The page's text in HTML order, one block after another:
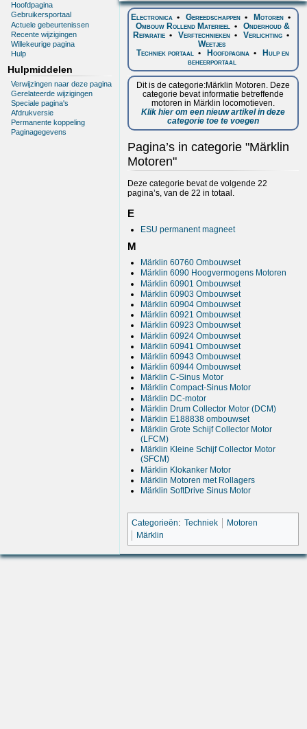
Hoofdpagina
Gebruikersportaal
Actuele gebeurtenissen
Recente wijzigingen
Willekeurige pagina
Hulp
Hulpmiddelen
Verwijzingen naar deze pagina
Gerelateerde wijzigingen
Speciale pagina's
Afdrukversie
Permanente koppeling
Paginagegevens
Electronica • Gereedschappen • Motoren •
Ombouw Rollend Materieel
•
Onderhoud &
Reparatie• Verftechnieken• Verlichting•
Weetjes
Techniek portaal
• Hoofdpagina •
Hulp en
beheerportaal
Dit is de categorie:Märklin Motoren. Deze
categorie bevat informatie betreffende
motoren in Märklin locomotieven.
Klik hier om een nieuw artikel in deze
categorie toe te voegen
Pagina’s in categorie "Märklin
Motoren"
Deze categorie bevat de volgende 22
pagina’s, van de 22 in totaal.
E
ESU permanent magneet
M
Märklin 60760 Ombouwset
Märklin 6090 Hoogvermogens Motoren
Märklin 60901 Ombouwset
Märklin 60903 Ombouwset
Märklin 60904 Ombouwset
Märklin 60921 Ombouwset
Märklin 60923 Ombouwset
Märklin 60924 Ombouwset
Märklin 60941 Ombouwset
Märklin 60943 Ombouwset
Märklin 60944 Ombouwset
Märklin C-Sinus Motor
Märklin Compact-Sinus Motor
Märklin DC-motor
Märklin Drum Collector Motor (DCM)
Märklin E188838 ombouwset
Märklin Grote Schijf Collector Motor
(LFCM)
Märklin Kleine Schijf Collector Motor
(SFCM)
Märklin Klokanker Motor
Märklin Motoren met Rollagers
Märklin SoftDrive Sinus Motor
Categorieën: Techniek
Motoren
Märklin